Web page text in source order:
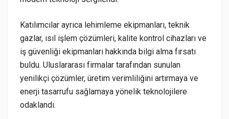
Katılımcılar ayrıca lehimleme ekipmanları, teknik
gazlar, ısıl işlem çözümleri, kalite kontrol cihazları ve
iş güvenliği ekipmanları hakkında bilgi alma fırsatı
buldu. Uluslararası firmalar tarafından sunulan
yenilikçi çözümler, üretim verimliliğini artırmaya ve
enerji tasarrufu sağlamaya yönelik teknolojilere
odaklandı.